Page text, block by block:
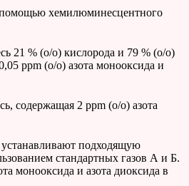
хемилюминесцентного
21 % (о/о) кислорода и 79 % (о/о)
ppm (о/о) азота монооксида и
содержащая 2 ppm (о/о) азота
подходящую
стандартных газов А и Б.
монооксида и азота диоксида в